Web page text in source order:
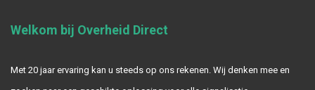
Welkom bij Overheid Direct
Met 20 jaar ervaring kan u steeds op ons rekenen. Wij denken mee en